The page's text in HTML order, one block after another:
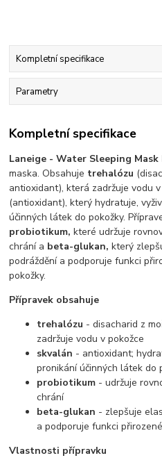
Kompletní specifikace
Parametry
Kompletní specifikace
Laneige - Water Sleeping Mask
maska. Obsahuje trehalózu
antioxidant), která zadržuje vodu
(antioxidant), který hydratuje,
účinných látek do pokožky.
probiotikum, které udržuje
chrání a beta-glukan, který
podráždění a podporuje funkci
pokožky.
Přípravek obsahuje
trehalózu - disacharid z
zadržuje vodu v pokožce
skvalán - antioxidant;
pronikání účinných látek do
probiotikum - udržuje
chrání
beta-glukan - zlepšuje
a podporuje funkci
Vlastnosti přípravku